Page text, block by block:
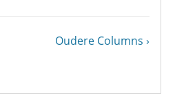
Volgende
Oudere Columns